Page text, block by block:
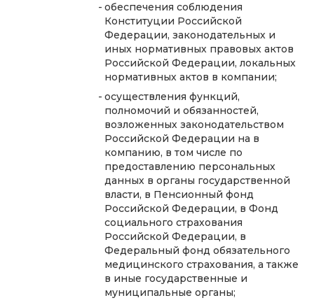
обеспечения соблюдения
Конституции Российской
Федерации, законодательных и
иных нормативных правовых актов
Российской Федерации, локальных
нормативных актов в компании;
осуществления функций,
полномочий и обязанностей,
возложенных законодательством
Российской Федерации на в
компанию, в том числе по
предоставлению персональных
данных в органы государственной
власти, в Пенсионный фонд
Российской Федерации, в Фонд
социального страхования
Российской Федерации, в
Федеральный фонд обязательного
медицинского страхования, а также
в иные государственные и
муниципальные органы;